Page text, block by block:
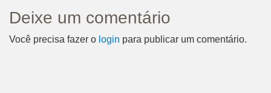
Deixe um comentário
Você precisa fazer o login para publicar um comentário.